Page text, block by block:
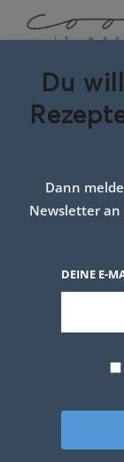
Du
Dann
Newsletter an
DEINE E-